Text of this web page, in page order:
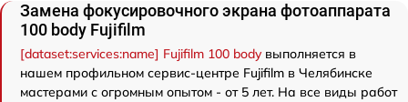
Замена фокусировочного экрана фотоаппарата
100 body Fujifilm
[dataset:services:name] Fujifilm 100 bodyвыполняется в
нашем профильном сервис-центре Fujifilm в Челябинске
мастерами с огромным опытом - от 5 лет. На все виды работ